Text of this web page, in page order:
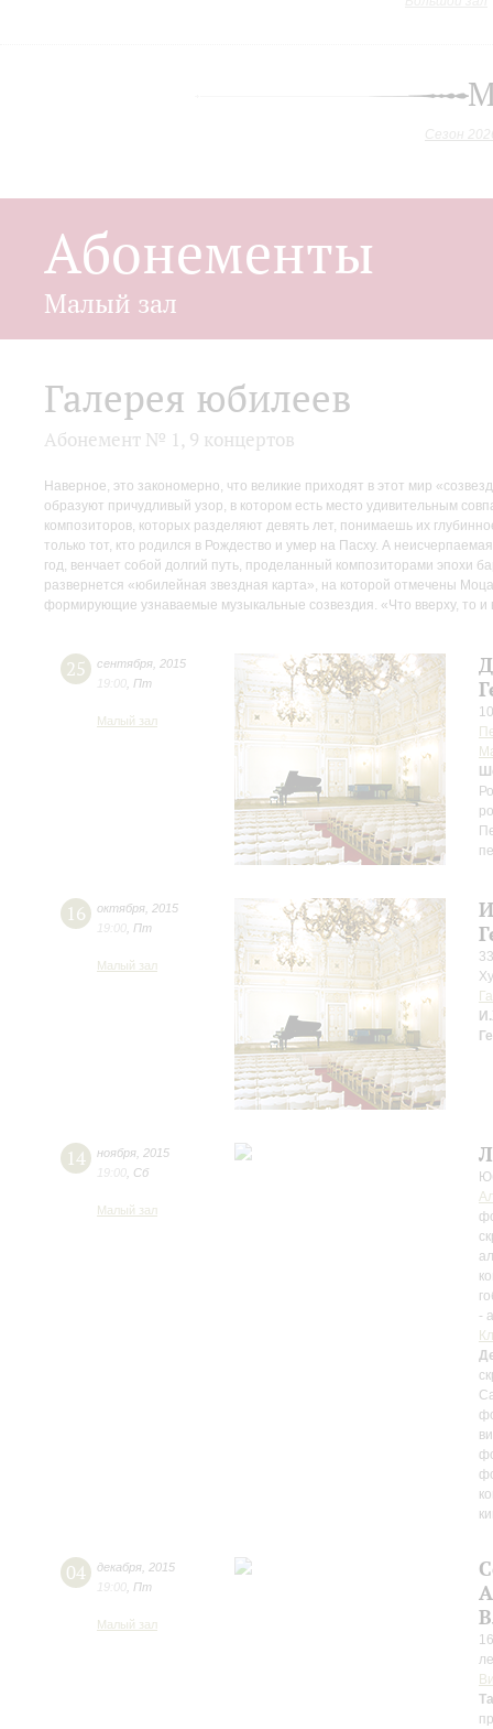
Сезон
Абонементы
Малый зал
Галерея юбилеев
Абонемент № 1, 9 концертов
Наверное, это закономерно, что великие приходят в этот мир
образуют причудливый узор, в котором есть место удивительным
композиторов, которых разделяют девять лет, понимаешь их
только тот, кто родился в Рождество и умер на Пасху. А
год, венчает собой долгий путь, проделанный композиторами эпохи
развернется «юбилейная звездная карта», на которой отмечены
формирующие узнаваемые музыкальные созвездия. «Что вверху, то и
25 сентября 2015
19:00 Пт
Малый зал
16 октября 2015
19:00 Пт
Малый зал
14 ноября 2015
19:00 Сб
Малый зал
-
04 декабря 2015
19:00 Пт
Малый зал